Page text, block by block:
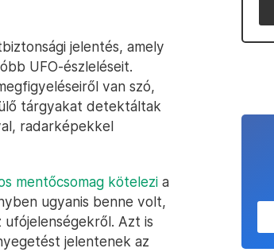
jelentés, amely
UFO-észleléseit.
van szó,
tárgyakat detektáltak
radarképekkel
mentőcsomag kötelezi a
ugyanis benne volt,
Azt is
jelentenek az